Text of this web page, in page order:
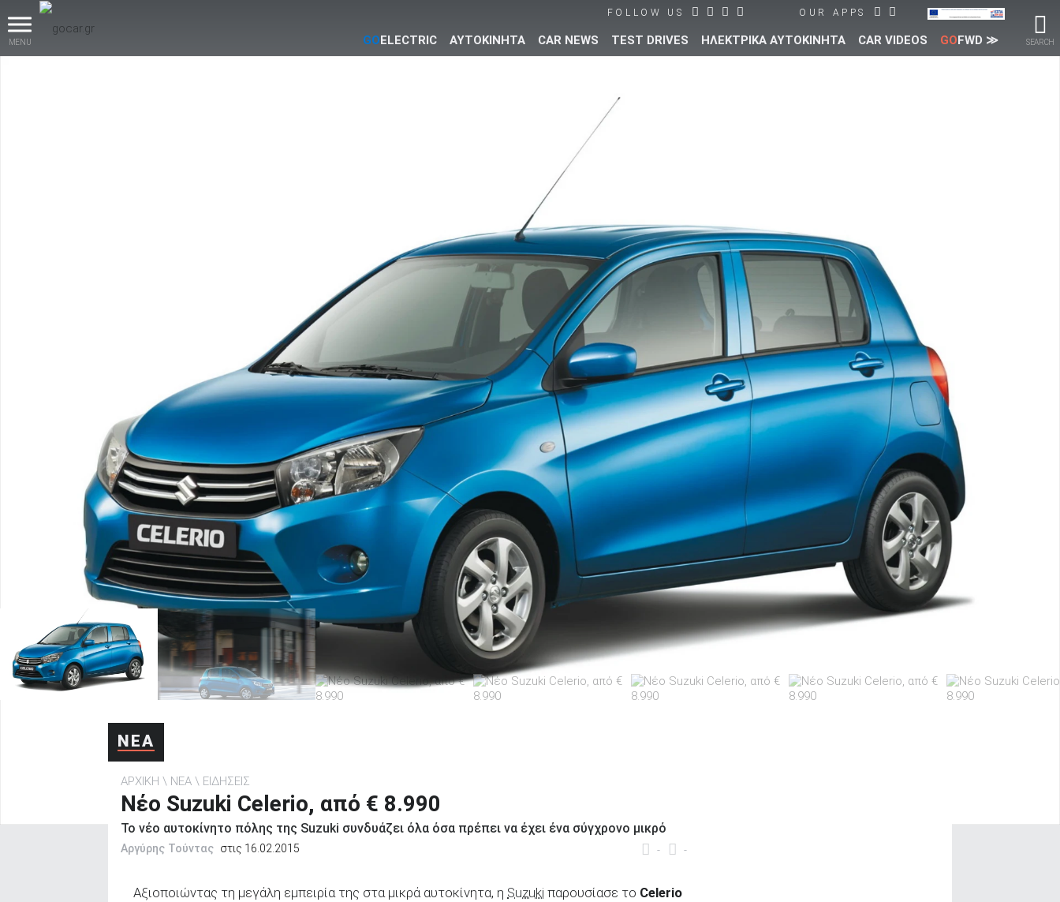
MENU SEARCH
FOLLOW US OUR APPS
GOELECTRIC ΑΥΤΟΚΙΝΗΤΑ CAR NEWS TEST DRIVES ΗΛΕΚΤΡΙΚΑ ΑΥΤΟΚΙΝΗΤΑ CAR VIDEOS GOFWD ≫
Βρες τα πάντα για το αυτοκίνητο!
Μεταχειρισμένα
ΑΝΑΖΗΤΗΣΗ
Επιχειρήσεις
ΑΝΑΖΗΤΗΣΗ
ΝΕΑ
ΑΡΧΙΚΗ ΝΕΑ ΕΙΔΗΣΕΙΣ
Νέο Suzuki Celerio, από € 8.990
Το νέο αυτοκίνητο πόλης της Suzuki συνδυάζει όλα όσα πρέπει να έχει ένα σύγχρονο μικρό
- -
Αργύρης Τούντας στις 16.02.2015
Αξιοποιώντας τη μεγάλη εμπειρία της στα μικρά αυτοκίνητα, η Suzuki παρουσίασε το Celerio